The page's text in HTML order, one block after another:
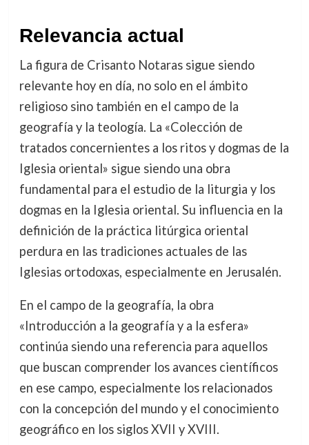
Relevancia actual
La figura de Crisanto Notaras sigue siendo
relevante hoy en día, no solo en el ámbito
religioso sino también en el campo de la
geografía y la teología. La «Colección de
tratados concernientes a los ritos y dogmas de la
Iglesia oriental» sigue siendo una obra
fundamental para el estudio de la liturgia y los
dogmas en la Iglesia oriental. Su influencia en la
definición de la práctica litúrgica oriental
perdura en las tradiciones actuales de las
Iglesias ortodoxas, especialmente en Jerusalén.
En el campo de la geografía, la obra
«Introducción a la geografía y a la esfera»
continúa siendo una referencia para aquellos
que buscan comprender los avances científicos
en ese campo, especialmente los relacionados
con la concepción del mundo y el conocimiento
geográfico en los siglos XVII y XVIII.